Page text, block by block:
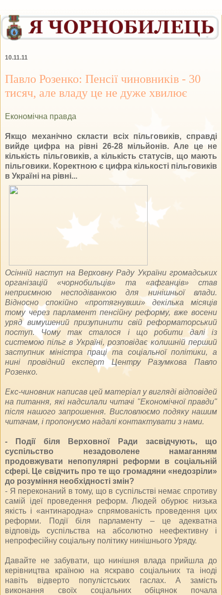
10.11.11
Павло Розенко: Пенсії чиновників - 30
тисяч, але владу це не дуже хвилює
Економічна правда
Якщо механічно скласти всіх пільговиків, справді
вийде цифра на рівні 26-28 мільйонів. Але це не
кількість пільговиків, а кількість статусів, що мають
пільговики. Коректною є цифра кількості пільговиків
в Україні на рівні...
Осінній наступ на Верховну Раду України громадських
організацій «чорнобильців» та «афганців» став
неприємною несподіванкою для нинішньої влади.
Відносно спокійно «протягнувши» декілька місяців
тому через парламент пенсійну реформу, вже восени
уряд вимушений призупинити свій реформаторський
поступ. Чому так сталося і що робити далі із
системою пільг в Україні, розповідає колишній перший
заступник міністра праці та соціальної політики, а
нині провідний експерт Центру Разумкова Павло
Розенко.
Екс-чиновник написав цей матеріал у вигляді відповідей
на питання, які надсилали читачі "Економічної правди"
після нашого запрошення. Висловлюємо подяку нашим
читачам, і пропонуємо надалі контактувати з нами.
- Події біля Верховної Ради засвідчують, що
суспільство незадоволене намаганням
продовжувати непопулярні реформи в соціальній
сфері. Це свідчить про те що громадяни «недозріли»
до розуміння необхідності змін?
- Я переконаний в тому, що в суспільстві немає спротиву
самій ідеї проведення реформ. Людей обурює низька
якість і «антинародна» спрямованість проведення цих
реформи. Події біля парламенту – це адекватна
відповідь суспільства на абсолютно неефективну і
непрофесійну соціальну політику нинішнього Уряду.
Давайте не забувати, що нинішня влада прийшла до
керівництва країною на яскраво соціальних та іноді
навіть відверто популістських гаслах. А замість
виконання своїх соціальних обіцянок почала